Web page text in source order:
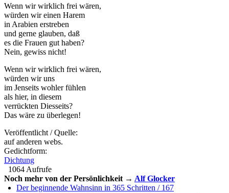
Wenn wir wirklich frei wären,
würden wir einen Harem
in Arabien erstreben
und gerne glauben, daß
es die Frauen gut haben?
Nein, gewiss nicht!
Wenn wir wirklich frei wären,
würden wir uns
im Jenseits wohler fühlen
als hier, in diesem
verrückten Diesseits?
Das wäre zu überlegen!
Veröffentlicht / Quelle:
auf anderen webs.
Gedichtform:
Dichtung
1064 Aufrufe
Noch mehr von der Persönlichkeit → Alf Glocker
Der beginnende Wahnsinn in 365 Schritten / 167